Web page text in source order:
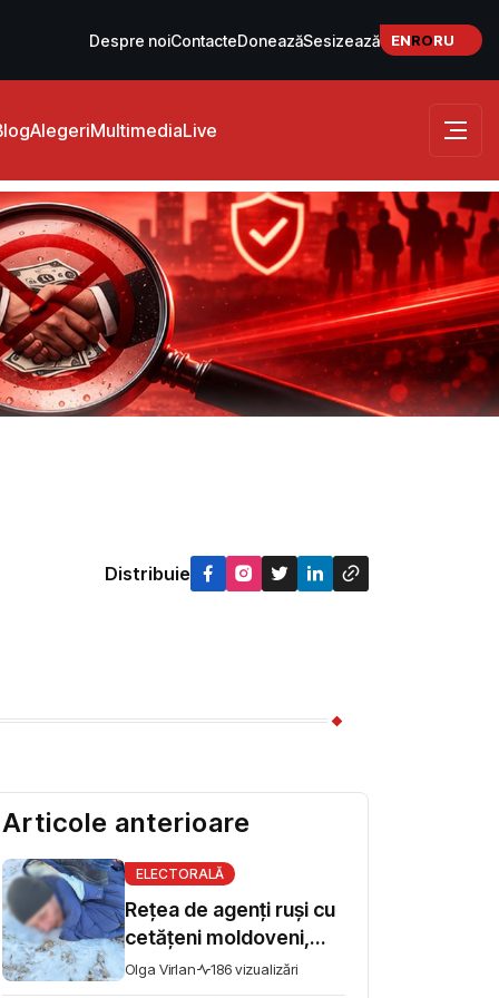
Despre noiContacteDoneazăSesizează ENRORU
AlegeriMultimediaLive
Distribuie
Articole anterioare
ELECTORALĂ
Rețea de agenți ruși cu
cetățeni moldoveni,
destructurată de Poliția
Națională a Ucrainei și
Olga Virlan 186 vizualizări